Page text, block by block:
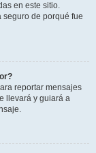
en este sitio.
seguro de porqué fue
reportar mensajes
llevará y guiará a